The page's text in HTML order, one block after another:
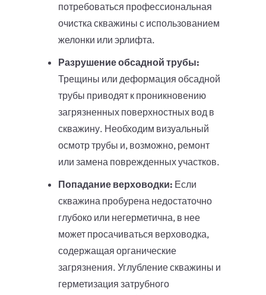
потребоваться профессиональная
очистка скважины с использованием
желонки или эрлифта.
Разрушение обсадной трубы:
Трещины или деформация обсадной
трубы приводят к проникновению
загрязненных поверхностных вод в
скважину. Необходим визуальный
осмотр трубы и, возможно, ремонт
или замена поврежденных участков.
Попадание верховодки: Если
скважина пробурена недостаточно
глубоко или негерметична, в нее
может просачиваться верховодка,
содержащая органические
загрязнения. Углубление скважины и
герметизация затрубного